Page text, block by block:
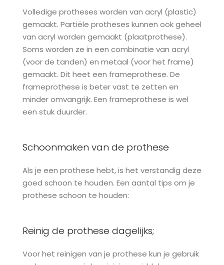
Volledige protheses worden van acryl (plastic)
gemaakt. Partiële protheses kunnen ook geheel
van acryl worden gemaakt (plaatprothese).
Soms worden ze in een combinatie van acryl
(voor de tanden) en metaal (voor het frame)
gemaakt. Dit heet een frameprothese. De
frameprothese is beter vast te zetten en
minder omvangrijk. Een frameprothese is wel
een stuk duurder.
Schoonmaken van de prothese
Als je een prothese hebt, is het verstandig deze
goed schoon te houden. Een aantal tips om je
prothese schoon te houden:
Reinig de prothese dagelijks;
Voor het reinigen van je prothese kun je gebruik